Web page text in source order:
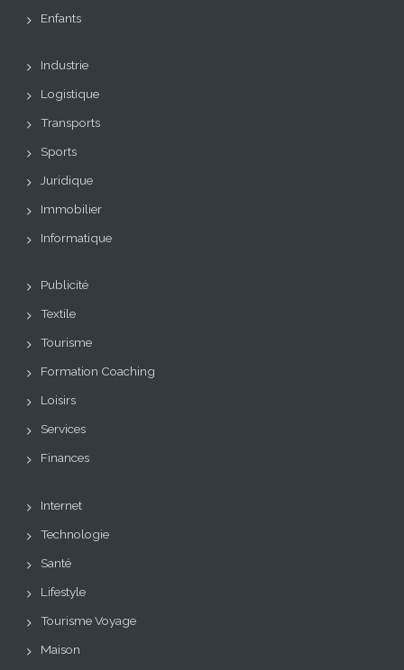
Enfants
Industrie
Logistique
Transports
Sports
Juridique
Immobilier
Informatique
Publicité
Textile
Tourisme
Formation Coaching
Loisirs
Services
Finances
Internet
Technologie
Santé
Lifestyle
Tourisme Voyage
Maison